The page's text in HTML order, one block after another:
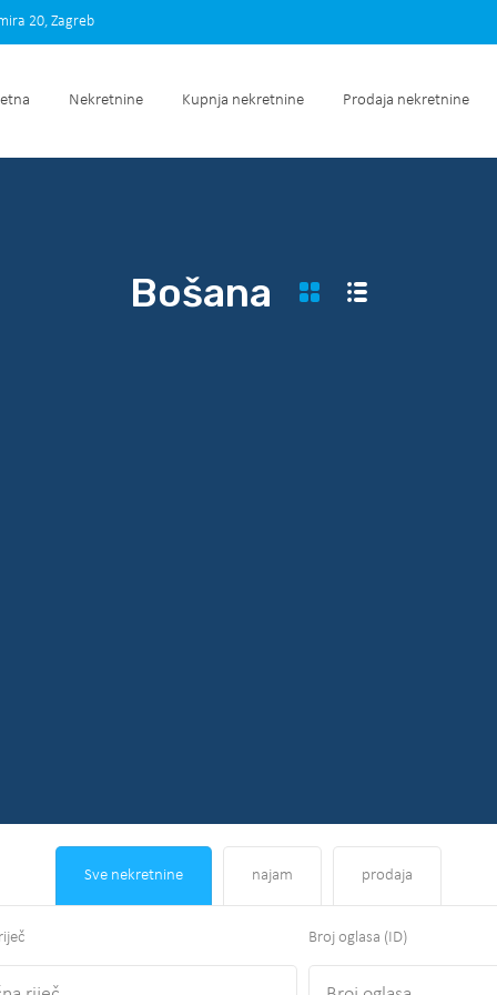
Početna Nekretnine Kupnja nekretnine Prodaja
20, Zagreb
Nekretnine Kupnja nekretnine Prodaja nekretnine
Bošana
Sve nekretnine najam prodaja
Broj oglasa (ID)